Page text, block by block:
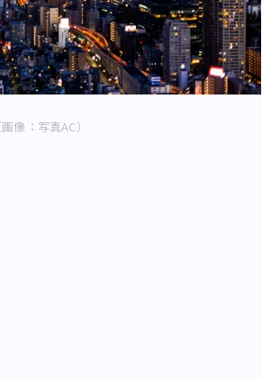
像：写真AC）